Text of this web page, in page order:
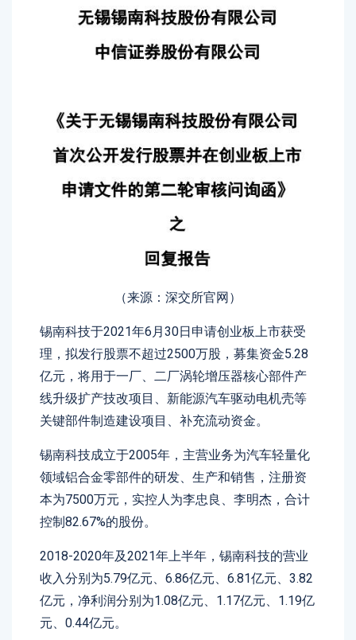
（来源：深交所官网）
锡南科技于2021年6月30日申请创业板上市获受
理，拟发行股票不超过2500万股，募集资金5.28
亿元，将用于一厂、二厂涡轮增压器核心部件产
线升级扩产技改项目、新能源汽车驱动电机壳等
关键部件制造建设项目、补充流动资金。
锡南科技成立于2005年，主营业务为汽车轻量化
领域铝合金零部件的研发、生产和销售，注册资
本为7500万元，实控人为李忠良、李明杰，合计
控制82.67%的股份。
2018-2020年及2021年上半年，锡南科技的营业
收入分别为5.79亿元、6.86亿元、6.81亿元、3.82
亿元，净利润分别为1.08亿元、1.17亿元、1.19亿
元、0.44亿元。